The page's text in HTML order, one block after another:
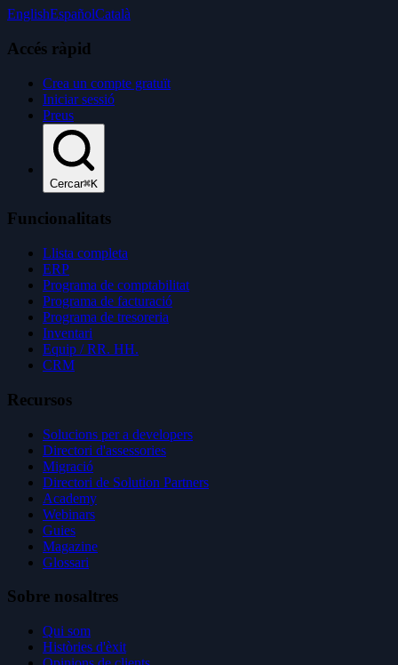
EnglishEspañolCatalà
Accés ràpid
Crea un compte gratuït
Iniciar sessió
Preus
Cercar⌘K
Funcionalitats
Llista completa
ERP
Programa de comptabilitat
Programa de facturació
Programa de tresoreria
Inventari
Equip / RR. HH.
CRM
Recursos
Solucions per a developers
Directori d'assessories
Migració
Directori de Solution Partners
Academy
Webinars
Guies
Magazine
Glossari
Sobre nosaltres
Qui som
Històries d'èxit